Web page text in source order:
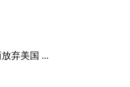
弃美国 ...